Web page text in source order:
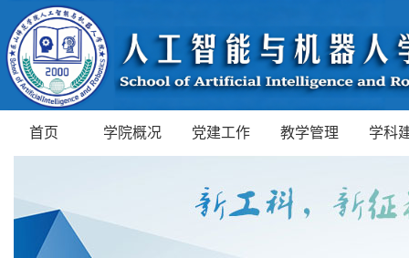
首页 学院概况 党建工作 教学管理 学科